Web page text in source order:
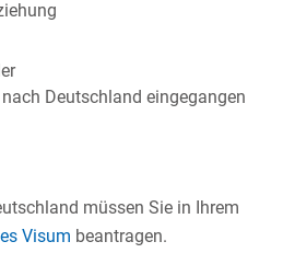
Deutschland eingegangen
müssen Sie in Ihrem
Visum beantragen.